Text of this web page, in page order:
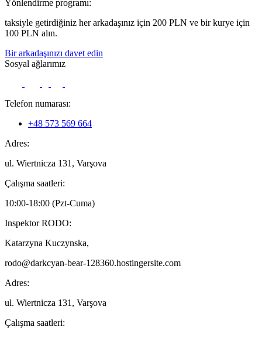
Yönlendirme programı:
taksiyle getirdiğiniz her arkadaşınız için 200 PLN ve bir kurye için
100 PLN alın.
Bir arkadaşınızı davet edin
Sosyal ağlarımız
Telefon numarası:
+48 573 569 664
Adres:
ul. Wiertnicza 131, Varşova
Çalışma saatleri:
10:00-18:00 (Pzt-Cuma)
Inspektor RODO:
Katarzyna Kuczynska,
rodo@darkcyan-bear-128360.hostingersite.com
Adres:
ul. Wiertnicza 131, Varşova
Çalışma saatleri: